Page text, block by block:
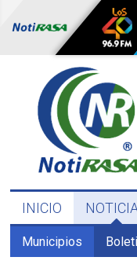
INICIO
Municipios